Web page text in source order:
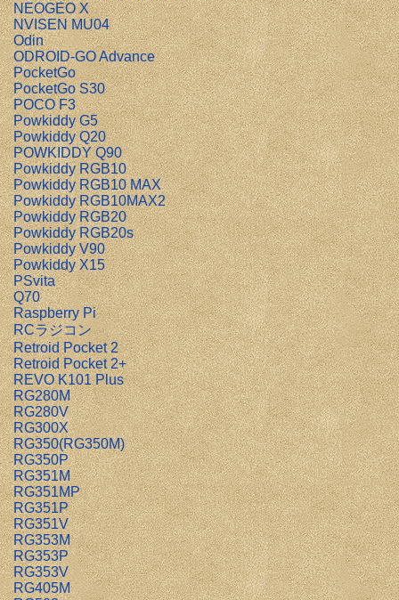
NEOGEO X
NVISEN MU04
Odin
ODROID-GO Advance
PocketGo
PocketGo S30
POCO F3
Powkiddy G5
Powkiddy Q20
POWKIDDY Q90
Powkiddy RGB10
Powkiddy RGB10 MAX
Powkiddy RGB10MAX2
Powkiddy RGB20
Powkiddy RGB20s
Powkiddy V90
Powkiddy X15
PSvita
Q70
Raspberry Pi
RCラジコン
Retroid Pocket 2
Retroid Pocket 2+
REVO K101 Plus
RG280M
RG280V
RG300X
RG350(RG350M)
RG350P
RG351M
RG351MP
RG351P
RG351V
RG353M
RG353P
RG353V
RG405M